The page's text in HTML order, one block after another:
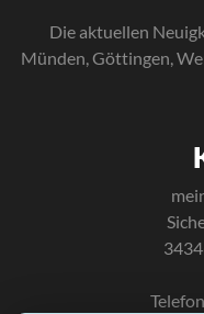
Die aktuellen
Münden, Göttingen,